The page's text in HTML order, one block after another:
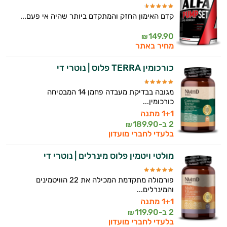
קדם האימון החזק והמתקדם ביותר שהיה אי פעם...
149.90
₪
מחיר באתר
כורכומין TERRA פלוס | נוטרי די
מגובה בבדיקת מעבדה פחמן 14 המבטיחה
כורכומין...
1+1 מתנה
2 ב-
189.90
₪
בלעדי לחברי מועדון
מולטי ויטמין פלוס מינרלים | נוטרי די
פורמולה מתקדמת המכילה את 22 הוויטמינים
והמינרלים...
1+1 מתנה
2 ב-
119.90
₪
בלעדי לחברי מועדון
התזונה ומוצרי הבריאות המדויקים למטרות
ולמצב הגופני שלך, ולהסביר לך אילו רכיבים
עובדים יחד כדי למקסם תוצאות גם בחיי היום
יום וגם בתחום הכושר והספורט.
המטרה שלי היא להתאים עבורך המלצות
אישיות מבוססות מדעית.
זה הזמן להתחיל. איך אוכל לעזור?